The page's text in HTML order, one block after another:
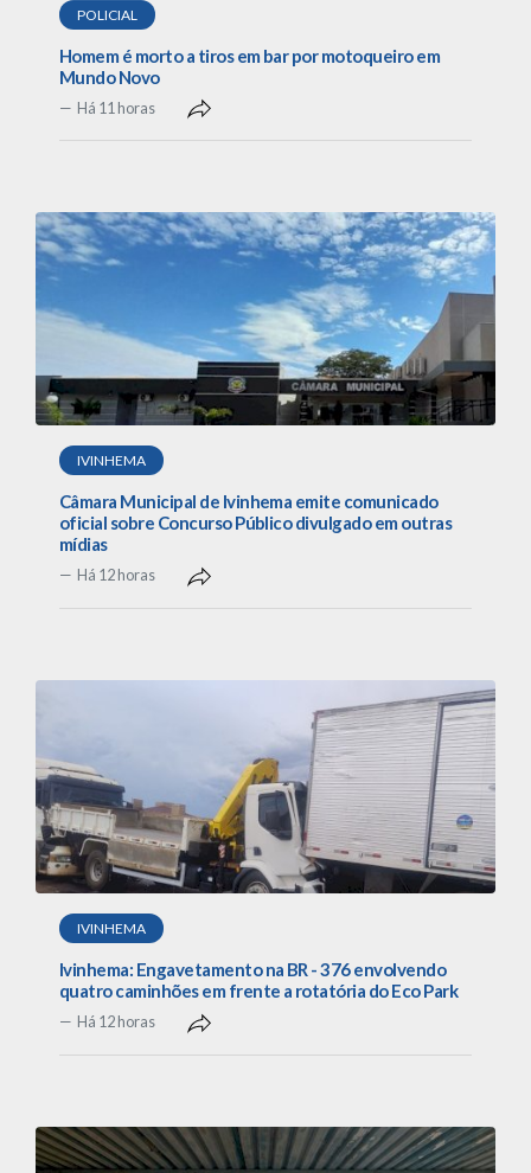
POLICIAL
Homem é morto a tiros em bar por motoqueiro em
Mundo Novo
Há 11 horas
IVINHEMA
Câmara Municipal de Ivinhema emite comunicado
oficial sobre Concurso Público divulgado em outras
mídias
Há 12 horas
IVINHEMA
Ivinhema: Engavetamento na BR - 376 envolvendo
quatro caminhões em frente a rotatória do Eco Park
Há 12 horas